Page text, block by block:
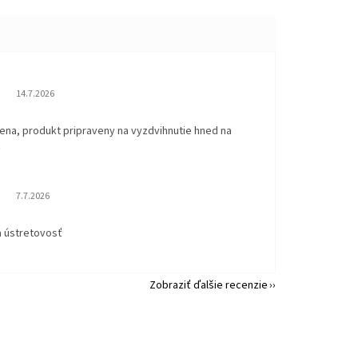
Hodnotenie obchodu je 5 z 5 hviezdičiek.
14.7.2026
produkt pripraveny na vyzdvihnutie hned na
Hodnotenie obchodu je 5 z 5 hviezdičiek.
7.7.2026
ústretovosť
Zobraziť ďalšie recenzie